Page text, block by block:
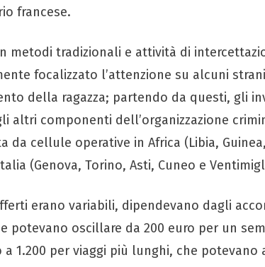
francese.
metodi tradizionali e attività di
focalizzato l’attenzione su alcuni
della ragazza; partendo da questi, gli
altri componenti dell’organizzazione
da cellule operative in Africa (Libia, Guinea,
(Genova, Torino, Asti, Cuneo e
erano variabili, dipendevano dagli
potevano oscillare da 200 euro per un
1.200 per viaggi più lunghi, che potevano